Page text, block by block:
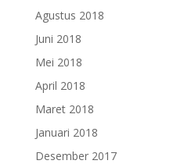
Agustus 2018
Juni 2018
Mei 2018
April 2018
Maret 2018
Januari 2018
Desember 2017